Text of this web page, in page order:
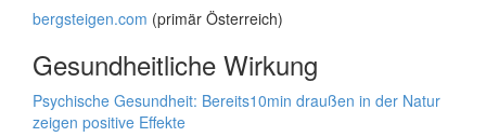
bergsteigen.com (primär Österreich)
Gesundheitliche Wirkung
Psychische Gesundheit: Bereits10min draußen in der Natur
zeigen positive Effekte